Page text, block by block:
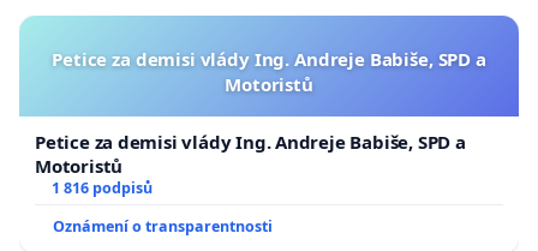
Petice za demisi vlády Ing. Andreje Babiše, SPD a
Motoristů
Petice za demisi vlády Ing. Andreje Babiše, SPD a
Motoristů
1 816 podpisů
Oznámení o transparentnosti